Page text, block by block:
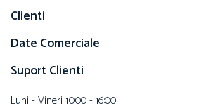
Clienti
Date Comerciale
Suport Clienti
Luni - Vineri: 10:00 - 16:00